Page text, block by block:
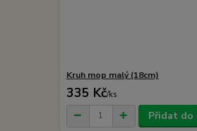
Kruh mop malý (18cm)
335 Kč/ks
Přidat do